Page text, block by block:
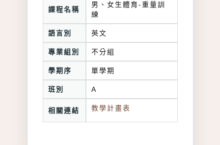
課程名稱
男、女生體育-重量訓
練
語言別 英文
專業組別 不分組
學期序 單學期
班別 A
相關連結 教學計畫表